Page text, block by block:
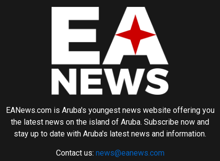
EANews.com is Aruba's youngest news website offering you
the latest news on the island of Aruba. Subscribe now and
stay up to date with Aruba's latest news and information.
Contact us: news@eanews.com